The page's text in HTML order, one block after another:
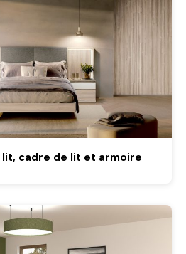
lit, cadre de lit et armoire